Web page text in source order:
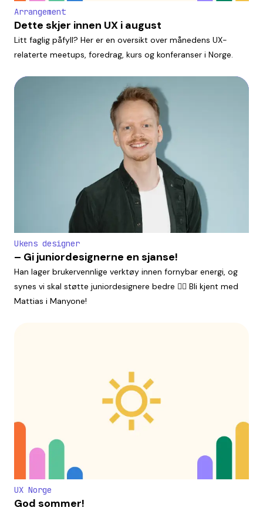
Arrangement
Dette skjer innen UX i august
Litt faglig påfyll? Her er en oversikt over månedens UX-
relaterte meetups, foredrag, kurs og konferanser i Norge.
Ukens designer
– Gi juniordesignerne en sjanse!
Han lager brukervennlige verktøy innen fornybar energi, og
synes vi skal støtte juniordesignere bedre 👯‍♀️ Bli kjent med
Mattias i Manyone!
UX Norge
God sommer!